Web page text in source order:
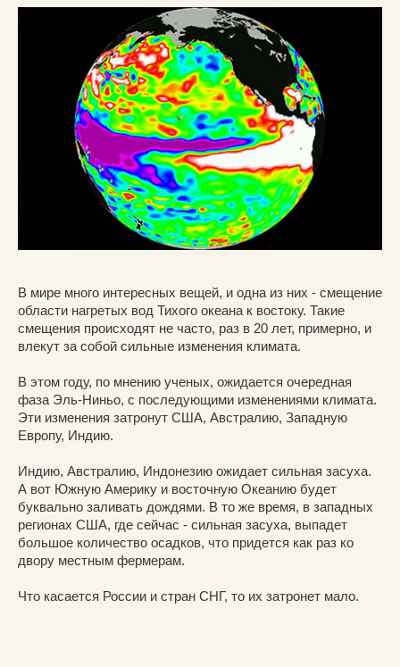
В мире много интересных вещей, и одна из них - смещение
области нагретых вод Тихого океана к востоку. Такие
смещения происходят не часто, раз в 20 лет, примерно, и
влекут за собой сильные изменения климата.
В этом году, по мнению ученых, ожидается очередная
фаза Эль-Ниньо, с последующими изменениями климата.
Эти изменения затронут США, Австралию, Западную
Европу, Индию.
Индию, Австралию, Индонезию ожидает сильная засуха.
А вот Южную Америку и восточную Океанию будет
буквально заливать дождями. В то же время, в западных
регионах США, где сейчас - сильная засуха, выпадет
большое количество осадков, что придется как раз ко
двору местным фермерам.
Что касается России и стран СНГ, то их затронет мало.